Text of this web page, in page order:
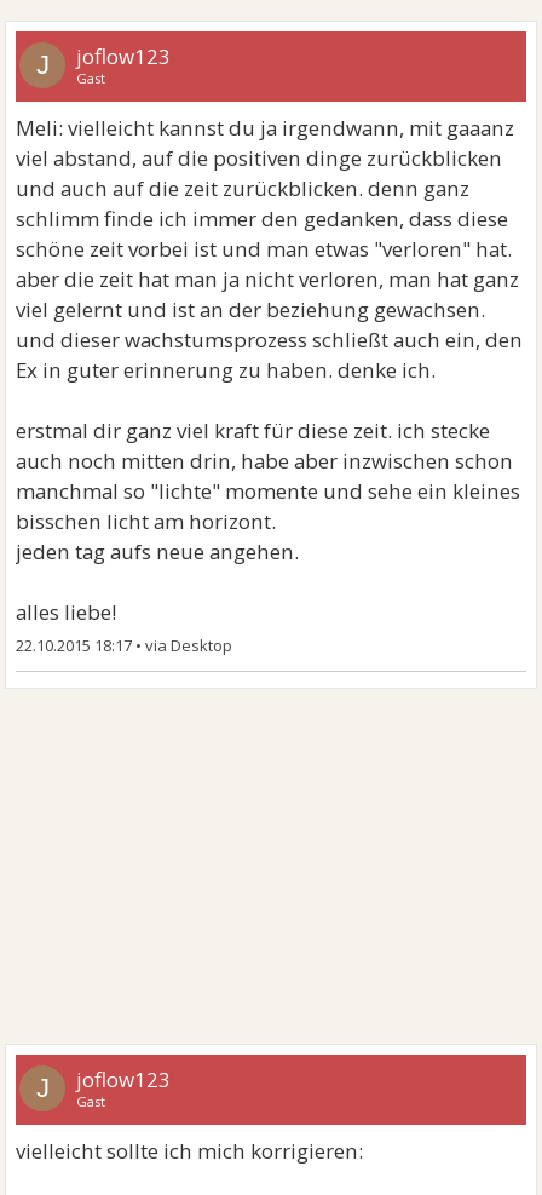
J joflow123
Gast
Meli: vielleicht kannst du ja irgendwann, mit gaaanz
viel abstand, auf die positiven dinge zurückblicken
und auch auf die zeit zurückblicken. denn ganz
schlimm finde ich immer den gedanken, dass diese
schöne zeit vorbei ist und man etwas "verloren" hat.
aber die zeit hat man ja nicht verloren, man hat ganz
viel gelernt und ist an der beziehung gewachsen.
und dieser wachstumsprozess schließt auch ein, den
Ex in guter erinnerung zu haben. denke ich.
erstmal dir ganz viel kraft für diese zeit. ich stecke
auch noch mitten drin, habe aber inzwischen schon
manchmal so "lichte" momente und sehe ein kleines
bisschen licht am horizont.
jeden tag aufs neue angehen.
alles liebe!
22.10.2015 18:17 •
J joflow123
Gast
vielleicht sollte ich mich korrigieren: